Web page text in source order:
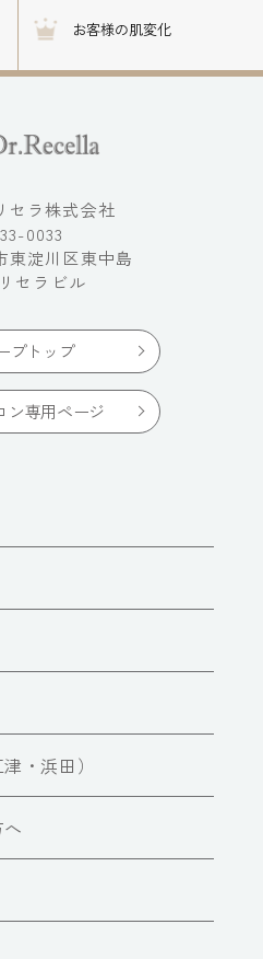
お客様の肌変化
セラ株式会社
0033
東淀川区東中島
セラビル
プトップ
ン専用ページ
・浜田）